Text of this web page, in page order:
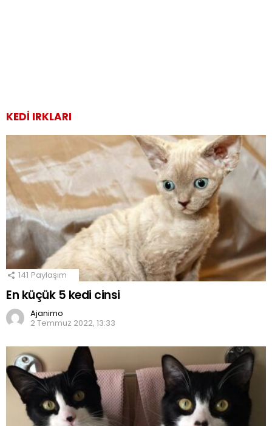
KEDI IRKLARI
141 Paylaşım
En küçük 5 kedi cinsi
Ajanimo
2 Temmuz 2022, 13:33